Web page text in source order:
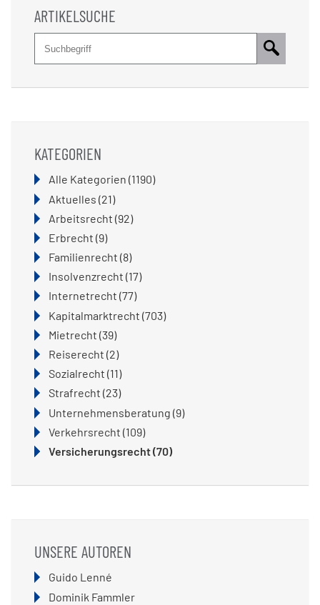
ARTIKELSUCHE
KATEGORIEN
Alle Kategorien (1190)
Aktuelles (21)
Arbeitsrecht (92)
Erbrecht (9)
Familienrecht (8)
Insolvenzrecht (17)
Internetrecht (77)
Kapitalmarktrecht (703)
Mietrecht (39)
Reiserecht (2)
Sozialrecht (11)
Strafrecht (23)
Unternehmensberatung (9)
Verkehrsrecht (109)
Versicherungsrecht(70)
UNSERE AUTOREN
Navigation
überspringen
Guido Lenné
Dominik Fammler